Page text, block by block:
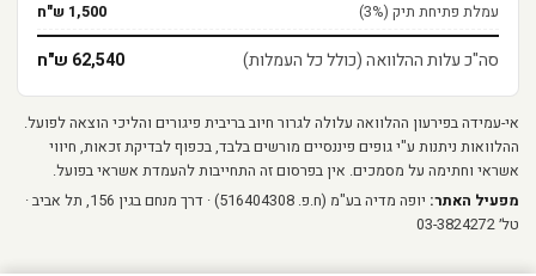
עמלת פתיחת תיק (3%)
1,500 ש"ח
סה"כ עלות ההלוואה (כולל כל העמלות) 62,540 ש"ח
אי-עמידה בפירעון ההלוואה עלולה לגרור חיוב בריבית פיגורים והליכי הוצאה לפועל.
‎ההלוואות ניתנות ע"י גופים פיננסיים מורשים בלבד, בכפוף לבדיקת זכאות, חיווי
אשראי וחתימה על מסמכים. ‎אין בפרסום זה התחייבות להעמדת אשראי בפועל.
מפעיל האתר:
‎יופה מדיה בע"מ (ח.פ. 516404308) · ‎דרך מנחם בגין 156, תל אביב ·